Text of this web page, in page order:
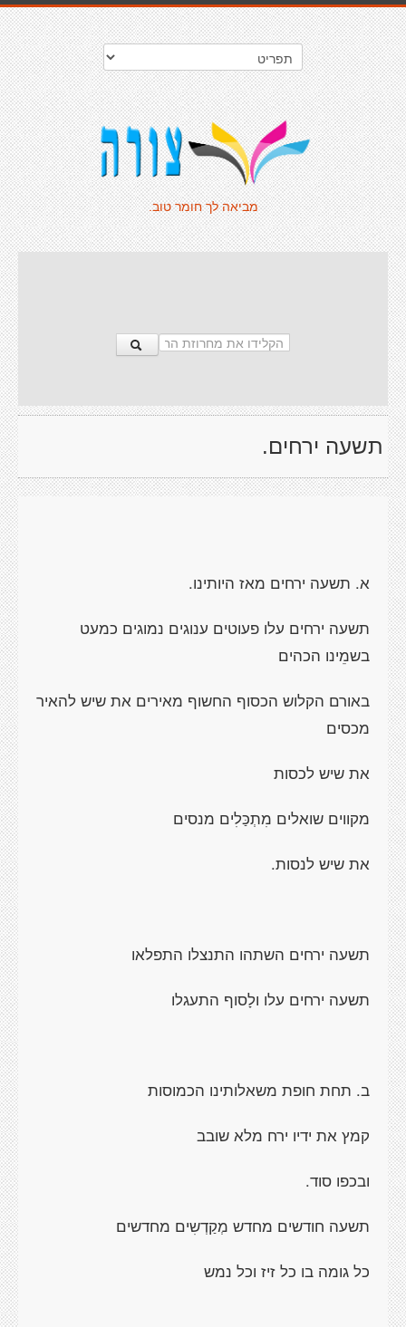
מביאה לך חומר טוב.
תשעה ירחים.
א. תשעה ירחים מאז היותינו.
תשעה ירחים עלו פעוטים ענוגים נמוגים כמעט
בשמֵינו הכהים
באורם הקלוש הכסוף החשוף מאירים את שיש להאיר
מכסים
את שיש לכסות
מקווים שואלים מִתְכַּלִים מנסים
את שיש לנסות.
תשעה ירחים השתהו התנצלו התפלאו
תשעה ירחים עלו ולָסוף התעגלו
ב. תחת חופת משאלותינו הכמוסות
קמץ את ידיו ירח מלא שובב
ובכפו סוד.
תשעה חודשים מחדש מְקַדְשִים מחדשים
כל גומה בו כל זיז וכל נמש